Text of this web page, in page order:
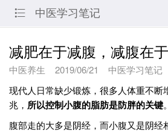
 中医学习笔记
减肥在于减腹，减腹在
中医养生 2019/06/21
中医学习笔记
现代人日常缺少锻炼，很多人体重不
兆， 所以控制小腹的脂肪是防胖的关键
腹部走的大多是阴经，而小腹又是阴